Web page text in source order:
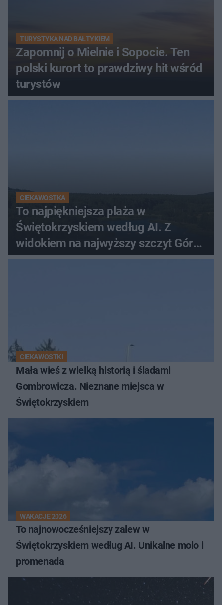
TURYSTYKA NAD BAŁTYKIEM
Zapomnij o Mielnie i Sopocie. Ten
polski kurort to prawdziwy hit wśród
turystów
CIEKAWOSTKA
To najpiękniejsza plaża w
Świętokrzyskiem według AI. Z
widokiem na najwyższy szczyt Gór
Świętokrzyskich
CIEKAWOSTKI
Mała wieś z wielką historią i śladami
Gombrowicza. Nieznane miejsca w
Świętokrzyskiem
WAKACJE 2026
To najnowocześniejszy zalew w
Świętokrzyskiem według AI. Unikalne molo i
promenada